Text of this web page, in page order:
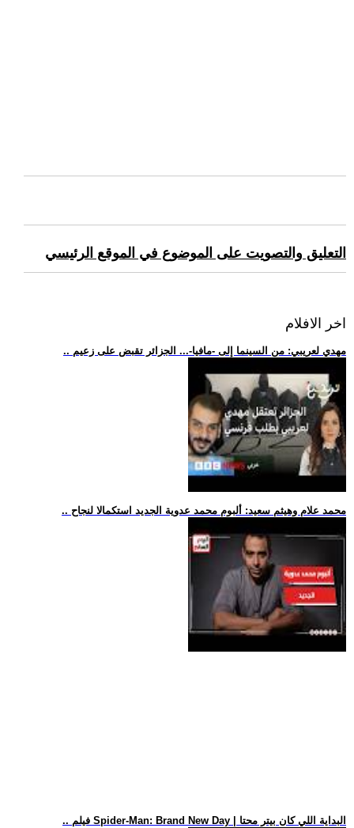
التعليق والتصويت على الموضوع في الموقع الرئيسي
اخر الافلام
.. مهدي لعريبي: من السينما إلى -مافيا-... الجزائر تقبض على زعيم
.. محمد علام وهيثم سعيد: ألبوم محمد عدوية الجديد استكمالا لنجاح
.. فيلم Spider-Man: Brand New Day | البداية اللي كان بيتر محتا